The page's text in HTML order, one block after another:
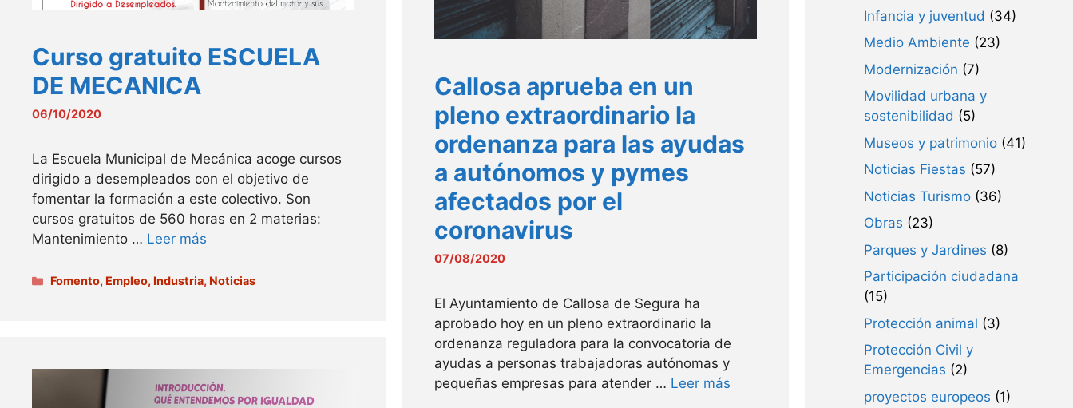
Curso gratuito ESCUELA
DE MECANICA
06/10/2020
La Escuela Municipal de Mecánica acoge cursos
dirigido a desempleados con el objetivo de
fomentar la formación a este colectivo. Son
cursos gratuitos de 560 horas en 2 materias:
Mantenimiento … Leer más
Categorías
Fomento, Empleo, Industria, Noticias
Callosa aprueba en un
pleno extraordinario la
ordenanza para las ayudas
a autónomos y pymes
afectados por el
coronavirus
07/08/2020
El Ayuntamiento de Callosa de Segura ha
aprobado hoy en un pleno extraordinario la
ordenanza reguladora para la convocatoria de
ayudas a personas trabajadoras autónomas y
pequeñas empresas para atender … Leer más
Infancia y juventud (34)
Medio Ambiente (23)
Modernización (7)
Movilidad urbana y
sostenibilidad (5)
Museos y patrimonio (41)
Noticias Fiestas (57)
Noticias Turismo (36)
Obras (23)
Parques y Jardines (8)
Participación ciudadana
(15)
Protección animal (3)
Protección Civil y
Emergencias (2)
proyectos europeos (1)